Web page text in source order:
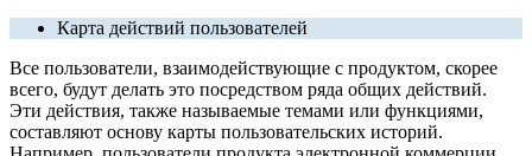
Карта действий пользователей
Все пользователи, взаимодействующие с продуктом, скорее
всего, будут делать это посредством ряда общих действий.
Эти действия, также называемые темами или функциями,
составляют основу карты пользовательских историй.